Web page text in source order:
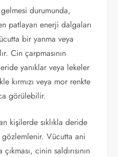
durumunda,
patlayan enerji dalgaları
bir yanma veya
Cin çarpmasının
yanıklar veya lekeler
kırmızı veya mor renkte
görülebilir.
kişilerde sıklıkla deride
Vücutta ani
cinin saldırısının